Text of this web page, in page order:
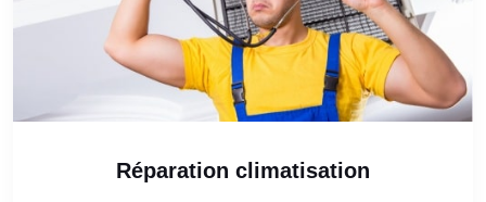
Réparation climatisation